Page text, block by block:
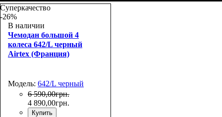
65x44x27+5
Суперкачество
-26%
В наличии
Чемодан большой 4
колеса 642/L черный
Airtex (Франция)
Модель: 642/L черный
6 590,00грн.
4 890,00грн.
Купить